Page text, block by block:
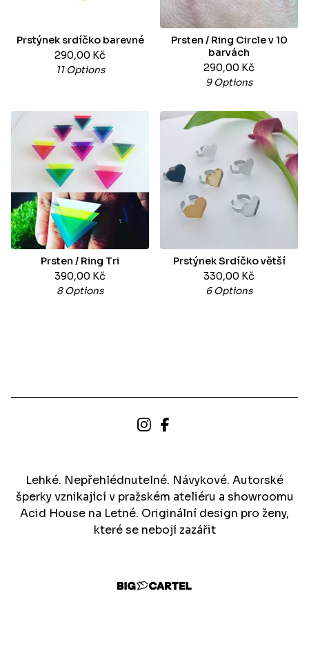
Prstýnek srdíčko barevné
290,00 Kč
11 Options
Prsten / Ring Circle v 10
barvách
290,00 Kč
9 Options
Prsten / Ring Tri
390,00 Kč
8 Options
Prstýnek Srdíčko větší
330,00 Kč
6 Options
Lehké. Nepřehlédnutelné. Návykové. Autorské
šperky vznikající v pražském ateliéru a showroomu
Acid House na Letné. Originální design pro ženy,
které se nebojí zazářit